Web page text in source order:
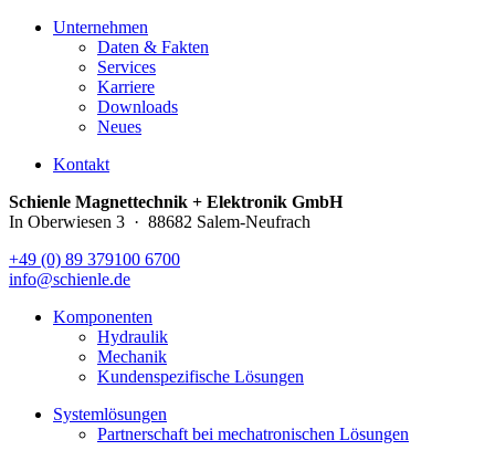
Unternehmen
Daten & Fakten
Services
Karriere
Downloads
Neues
Kontakt
Schienle Magnettechnik + Elektronik GmbH
In Oberwiesen 3 · 88682 Salem-Neufrach
+49 (0) 89 379100 6700
info@schienle.de
Komponenten
Hydraulik
Mechanik
Kundenspezifische Lösungen
Systemlösungen
Partnerschaft bei mechatronischen Lösungen